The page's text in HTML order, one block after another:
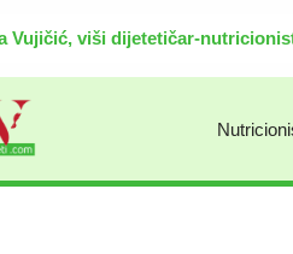
Vujičić, viši dijetetičar-